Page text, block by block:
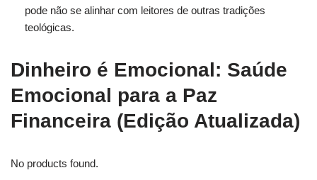
pode não se alinhar com leitores de outras tradições
teológicas.
Dinheiro é Emocional: Saúde
Emocional para a Paz
Financeira (Edição Atualizada)
No products found.